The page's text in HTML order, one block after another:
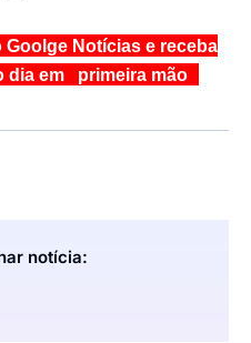
Notícias e receba
dia em primeira mão
notícia: